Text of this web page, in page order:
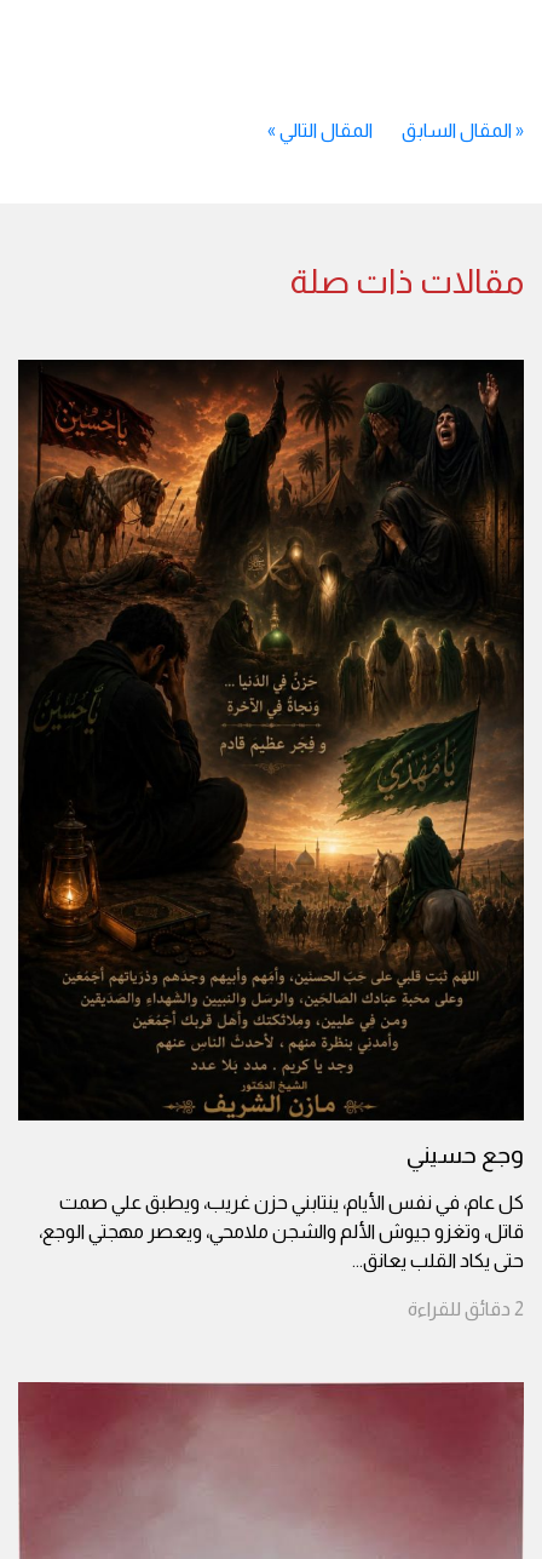
«المقال السابق المقال التالي »
مقالات ذات صلة
وجع حسيني
كل عام، في نفس الأيام، ينتابني حزن غريب، ويطبق علي صمت
قاتل، وتغزو جيوش الألم والشجن ملامحي، ويعصر مهجتي الوجع،
حتى يكاد القلب يعانق...
2 دقائق للقراءة